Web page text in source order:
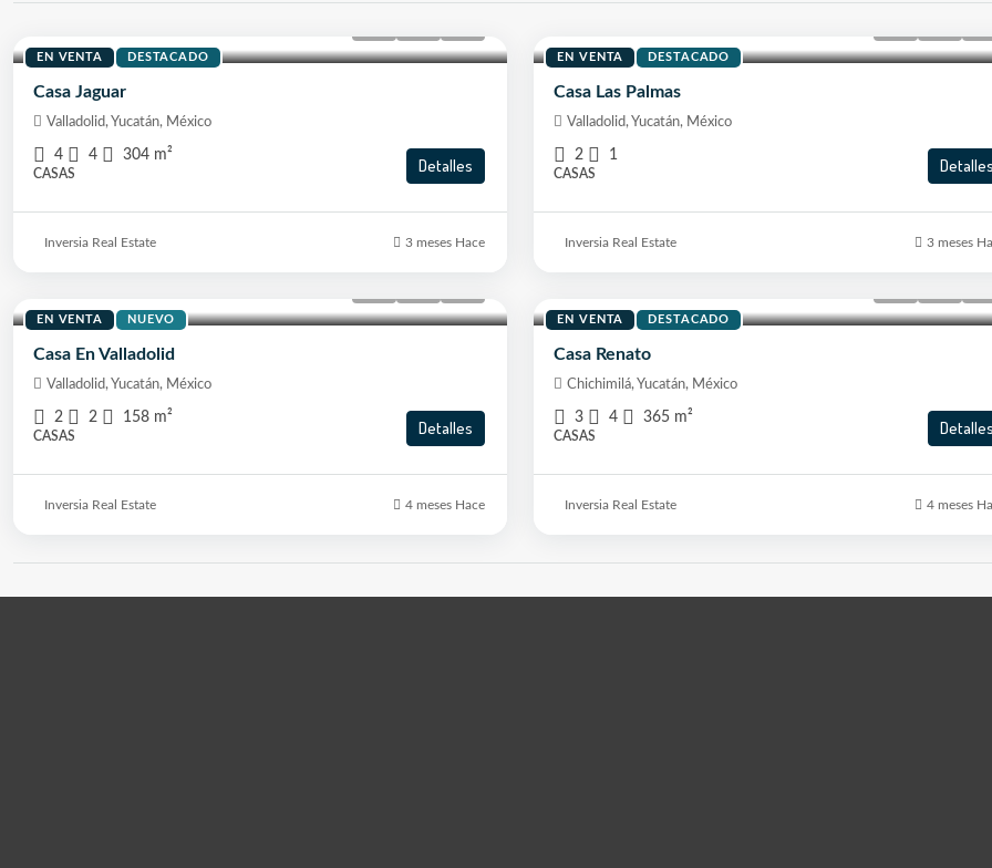
EN VENTA DESTACADO
Casa Jaguar
Valladolid, Yucatán, México
4 4 304 m²
CASAS Detalles
Inversia Real Estate 3 meses Hace
EN VENTA DESTACADO
Casa Las Palmas
Valladolid, Yucatán, México
2 1
CASAS
Inversia Real Estate 3 meses
EN VENTA NUEVO
Casa En Valladolid
Valladolid, Yucatán, México
2 2 158 m²
CASAS Detalles
Inversia Real Estate 4 meses Hace
EN VENTA DESTACADO
Casa Renato
Chichimilá, Yucatán, México
3 4 365 m²
CASAS
Inversia Real Estate 4 meses